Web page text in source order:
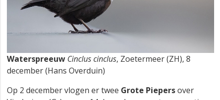
Waterspreeuw Cinclus cinclus, Zoetermeer (ZH), 8
december (Hans Overduin)
Op 2 december vlogen er twee Grote Piepersover